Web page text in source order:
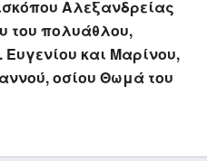
Αλεξανδρείας
του πολυάθλου,
και Μαρίνου,
οσίου Θωμά του